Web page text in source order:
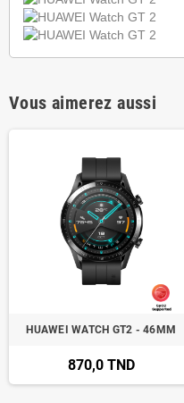
Vous aimerez aussi
HUAWEI WATCH GT2 - 46MM
870,0 TND